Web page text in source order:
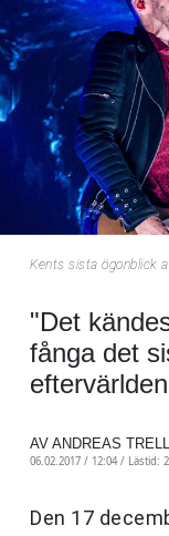
Kents sista ögonblick
"Det
fånga det
AV ANDREAS
06.02.2017 / 12:04 / Lästid:
Den 17